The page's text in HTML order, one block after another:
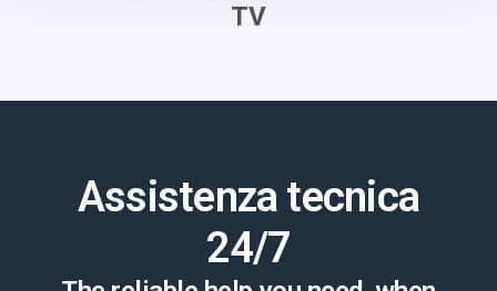
TV
Assistenza tecnica
24/7